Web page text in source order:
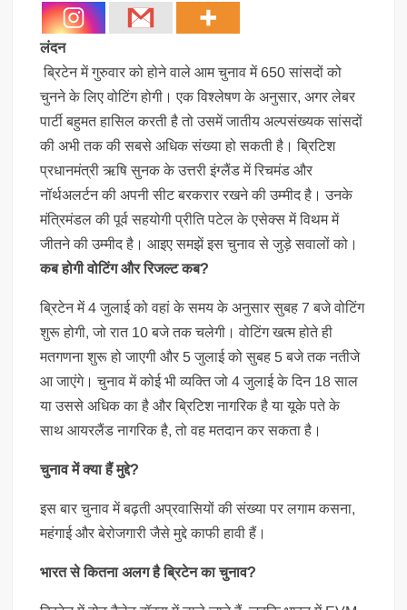
लंदन
ब्रिटेन में गुरुवार को होने वाले आम चुनाव में 650 सांसदों को
चुनने के लिए वोटिंग होगी। एक विश्लेषण के अनुसार, अगर लेबर
पार्टी बहुमत हासिल करती है तो उसमें जातीय अल्पसंख्यक सांसदों
की अभी तक की सबसे अधिक संख्या हो सकती है। ब्रिटिश
प्रधानमंत्री ऋषि सुनक के उत्तरी इंग्लैंड में रिचमंड और
नॉर्थअलर्टन की अपनी सीट बरकरार रखने की उम्मीद है। उनके
मंत्रिमंडल की पूर्व सहयोगी प्रीति पटेल के एसेक्स में विथम में
जीतने की उम्मीद है। आइए समझें इस चुनाव से जुड़े सवालों को।
कब होगी वोटिंग और रिजल्ट कब?
ब्रिटेन में 4 जुलाई को वहां के समय के अनुसार सुबह 7 बजे वोटिंग
शुरू होगी, जो रात 10 बजे तक चलेगी। वोटिंग खत्‍म होते ही
मतगणना शुरू हो जाएगी और 5 जुलाई को सुबह 5 बजे तक नतीजे
आ जाएंगे। चुनाव में कोई भी व्‍यक्ति जो 4 जुलाई के दिन 18 साल
या उससे अधिक का है और ब्रिटिश नागरिक है या यूके पते के
साथ आयरलैंड नागरिक है, तो वह मतदान कर सकता है।
चुनाव में क्‍या हैं मुद्दे?
इस बार चुनाव में बढ़ती अप्रवासियों की संख्‍या पर लगाम कसना,
महंगाई और बेरोजगारी जैसे मुद्दे काफी हावी हैं।
भारत से कितना अलग है ब्रिटेन का चुनाव?